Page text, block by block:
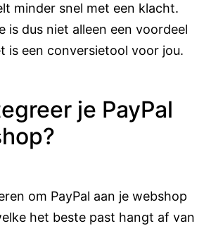
minder snel met een klacht.
is dus niet alleen een voordeel
is een conversietool voor jou.
je PayPal
om PayPal aan je webshop
het beste past hangt af van